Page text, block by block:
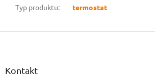
Typ produktu: termostat
Z
Kontakt